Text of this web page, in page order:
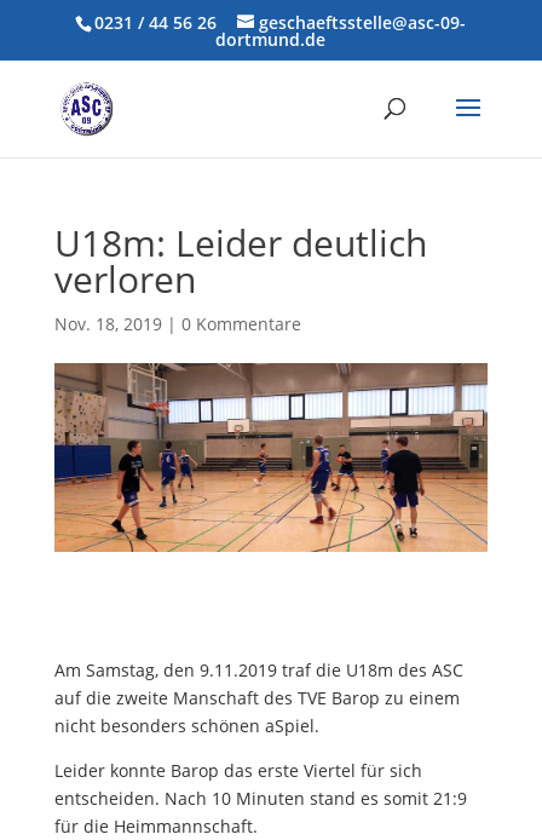
0231 / 44 56 26 geschaeftsstelle@asc-09-
dortmund.de
U18m: Leider deutlich
verloren
Nov. 18, 2019| 0 Kommentare
Am Samstag, den 9.11.2019 traf die U18m des ASC
auf die zweite Manschaft des TVE Barop zu einem
nicht besonders schönen aSpiel.
Leider konnte Barop das erste Viertel für sich
entscheiden. Nach 10 Minuten stand es somit 21:9
für die Heimmannschaft.